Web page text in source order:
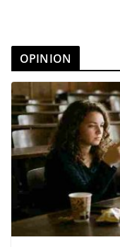
OPINION